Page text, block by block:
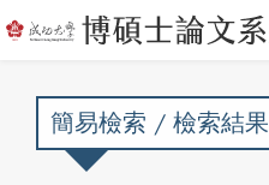
簡易檢索 / 檢索結果